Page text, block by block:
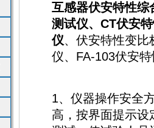
互感器伏安特性综
测试仪、 CT伏安
仪、伏安特性变
仪、FA-103伏安
1、仪器操作安全
高，按界面提示